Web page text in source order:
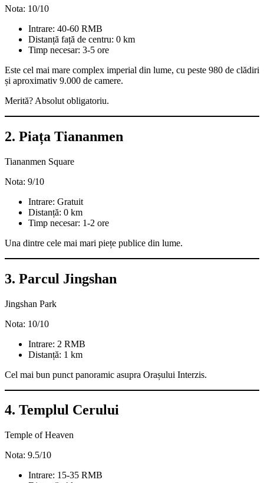
Nota: 10/10
Intrare: 40-60 RMB
Distanță față de centru: 0 km
Timp necesar: 3-5 ore
Este cel mai mare complex imperial din lume, cu peste 980 de clădiri
și aproximativ 9.000 de camere.
Merită? Absolut obligatoriu.
2. Piața Tiananmen
Tiananmen Square
Nota: 9/10
Intrare: Gratuit
Distanță: 0 km
Timp necesar: 1-2 ore
Una dintre cele mai mari piețe publice din lume.
3. Parcul Jingshan
Jingshan Park
Nota: 10/10
Intrare: 2 RMB
Distanță: 1 km
Cel mai bun punct panoramic asupra Orașului Interzis.
4. Templul Cerului
Temple of Heaven
Nota: 9.5/10
Intrare: 15-35 RMB